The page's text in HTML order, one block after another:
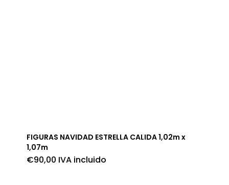
FIGURAS NAVIDAD ESTRELLA CALIDA 1,02m x
1,07m
€90,00 IVA incluido